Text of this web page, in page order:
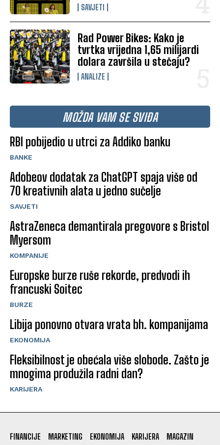
SAVJETI
Rad Power Bikes: Kako je
tvrtka vrijedna 1,65 milijardi
dolara završila u stečaju?
ANALIZE
MOŽDA VAM SE SVIĐA
RBI pobijedio u utrci za Addiko banku
BANKE
Adobeov dodatak za ChatGPT spaja više od
70 kreativnih alata u jedno sučelje
SAVJETI
AstraZeneca demantirala pregovore s Bristol
Myersom
KOMPANIJE
Europske burze ruše rekorde, predvodi ih
francuski Soitec
BURZE
Libija ponovno otvara vrata bh. kompanijama
EKONOMIJA
Fleksibilnost je obećala više slobode. Zašto je
mnogima produžila radni dan?
KARIJERA
FINANCIJE MARKETING EKONOMIJA KARIJERA
MAGAZIN